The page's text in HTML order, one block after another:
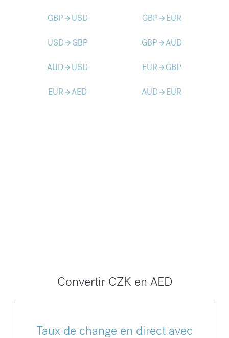
GBParrow_forward USD GBParrow_forward EUR
USDarrow_forward GBP GBParrow_forwardAUD
AUDarrow_forward USD EURarrow_forward GBP
EURarrow_forwardAED AUDarrow_forward EUR
Convertir CZK en AED
Taux de change en direct avec